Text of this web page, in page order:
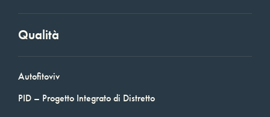
Qualità
Autofitoviv
PID – Progetto Integrato di Distretto